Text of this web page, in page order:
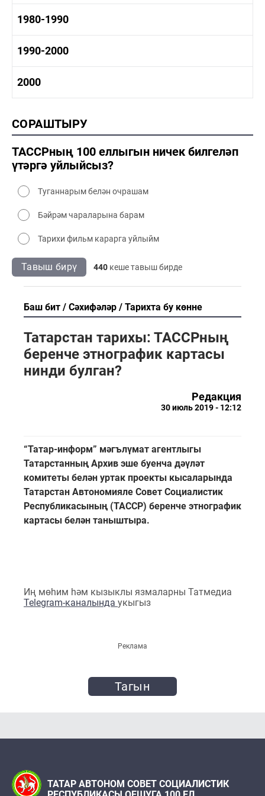
1960-1970 мәдәният
1970-1980 тарих
1970-1980 мәдәният
1980-1990
1980-1990 тарих
1980-1990 мәдәният
1990-2000
1990-2000 мәдәният
2000
2000 сәнәгать
2000 мәдәният
СОРАШТЫРУ
ТАССРның 100 еллыгын ничек билгеләп
үтәргә уйлыйсыз?
Туганнарым белән очрашам
Бәйрәм чараларына барам
Тарихи фильм карарга уйлыйм
Тавыш бирү 440 кеше тавыш бирде
Баш бит Сәхифәләр Тарихта бу көнне
Татарстан тарихы: ТАССРның
беренче этнографик картасы
нинди булган?
Редакция
30 июль 2019 - 12:12
“Татар-информ” мәгълүмат агентлыгы
Татарстанның Архив эше буенча дәүләт
комитеты белән уртак проекты кысаларында
Татарстан Автономияле Совет Социалистик
Республикасының (ТАССР) беренче этнографик
картасы белән таныштыра.
Иң мөһим һәм кызыклы язмаларны Татмедиа
Telegram-каналында укыгыз
Реклама
Тагын
ТАТАР АВТОНОМ СОВЕТ СОЦИАЛИСТИК